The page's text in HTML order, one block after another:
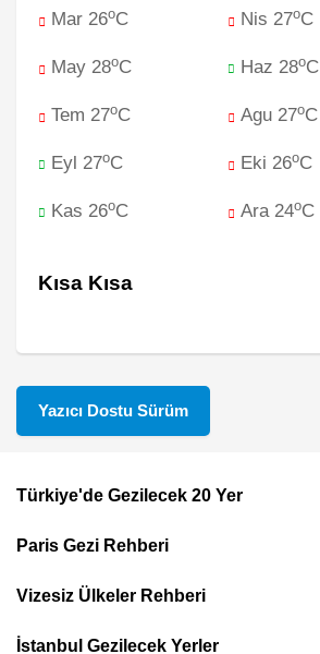
Mar 26oC Nis 27oC
May 28oC Haz 28oC
Tem 27oC Agu 27oC
Eyl 27oC Eki 26oC
Kas 26oC Ara 24oC
Kısa Kısa
Yazıcı Dostu Sürüm
Top
Menu
Türkiye'de Gezilecek 20 Yer
Paris Gezi Rehberi
Vizesiz Ülkeler Rehberi
İstanbul Gezilecek Yerler